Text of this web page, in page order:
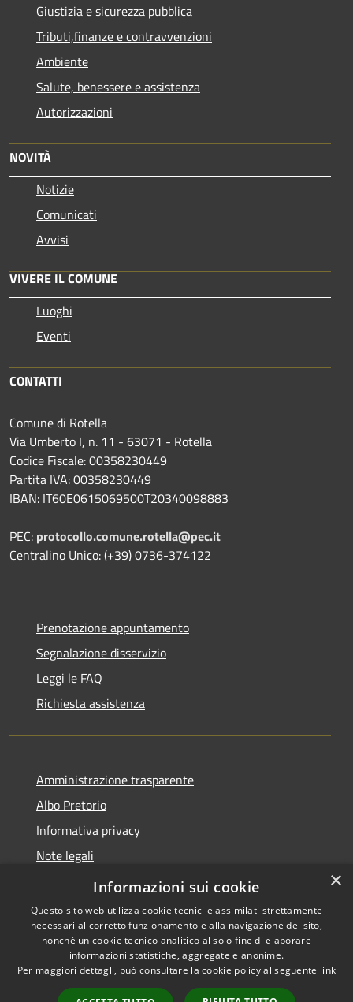
Giustizia e sicurezza pubblica
Tributi,finanze e contravvenzioni
Ambiente
Salute, benessere e assistenza
Autorizzazioni
NOVITÀ
Notizie
Comunicati
Avvisi
VIVERE IL COMUNE
Luoghi
Eventi
CONTATTI
Comune di Rotella
Via Umberto I, n. 11 - 63071 - Rotella
Codice Fiscale: 00358230449
Partita IVA: 00358230449
IBAN: IT60E0615069500T20340098883
PEC: protocollo.comune.rotella@pec.it
Centralino Unico: (+39) 0736-374122
Prenotazione appuntamento
Segnalazione disservizio
Leggi le FAQ
Richiesta assistenza
Amministrazione trasparente
Albo Pretorio
Informativa privacy
Note legali
Dichiarazione di accessibilità
Accessibilità
Copyright © 2026 • Comune di
Rotella • Powered by
Municipium• Accesso
×
Informazioni sui cookie
Questo sito web utilizza cookie tecnici e assimilati strettamente
necessari al corretto funzionamento e alla navigazione del sito,
nonché un cookie tecnico analitico al solo fine di elaborare
informazioni statistiche, aggregate e anonime.
Per maggiori dettagli, può consultare la cookie policy al seguente link